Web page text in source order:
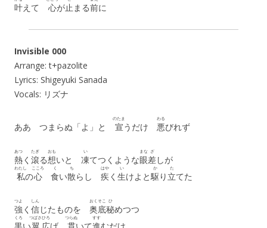
叶えて 心が止まる前に
Invisible 000
Arrange: t+pazolite
Lyrics: Shigeyuki Sanada
Vocals: リズナ
ああ つまらぬ「よ」と 宣
のたま
うだけ 悪
わる
びれず
熱
あつ
く 滾
たぎ
る想
おも
いと 凍
い
てつくような眼
まな
差
ざ
しが
私
わたし
の心
こころ
食
く
い散
ち
らし 疾
はや
く 生
い
けよと駆
か
り 立
た
てた
強
つよ
く 信
しん
じたものを 奥底
おくそこ
秘
ひ
めつつ
くろ つばさひろ つらぬ すす